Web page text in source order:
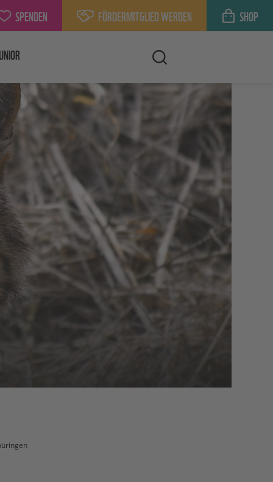
SPENDEN FÖRDERMITGLIED WERDEN SHOP